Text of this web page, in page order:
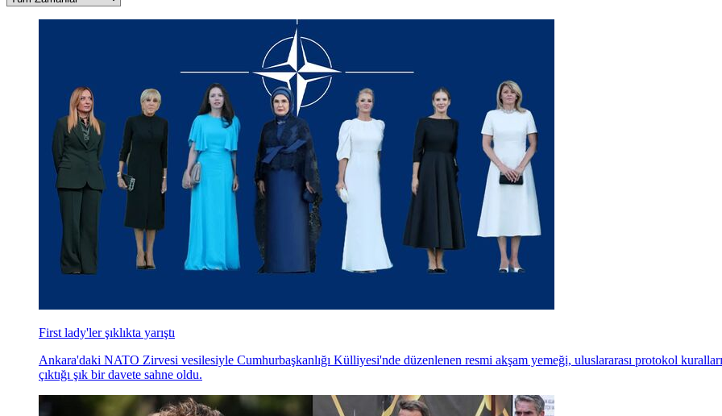
First lady'ler şıklıkta yarıştı
Ankara'daki NATO Zirvesi vesilesiyle Cumhurbaşkanlığı Külliyesi'nde düzenlenen resmi akşam yemeği, uluslararası protokol
çıktığı şık bir davete sahne oldu.